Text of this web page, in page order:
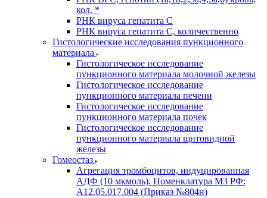
кол. *
РНК вируса гепатита C
РНК вируса гепатита C, количественно
Гистологические исследования пункционного
материала
Гистологическое исследование
пункционного материала молочной железы
Гистологическое исследование
пункционного материала печени
Гистологическое исследование
пункционного материала почек
Гистологическое исследование
пункционного материала щитовидной
железы
Гомеостаз
Агрегация тромбоцитов, индуцированная
АДФ (10 мкмоль). Номенклатура МЗ РФ:
A12.05.017.004 (Приказ №804н)